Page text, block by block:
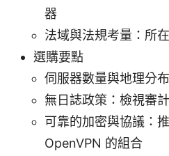
器
法域與法規考量：所
選購要點
伺服器數量與地理分
無日誌政策：檢視審
可靠的加密與協議：
OpenVPN 的組合